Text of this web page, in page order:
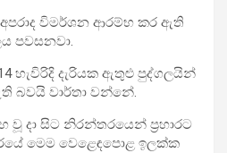
විමර්ශන ආරම්භ කර ඇති
පවසනවා.
හැවිරිදි දැරියක ඇතුළු පුද්ගලයින්
බවයි වාර්තා වන්නේ.
දා සිට නිරන්තරයෙන් ප්‍රහාරට
මෙම වෙළෙඳපොළ ඉලක්ක